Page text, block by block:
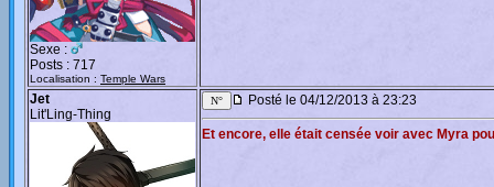
Sexe :
Posts : 717
Localisation : Temple Wars
Jet
Lit'Ling-Thing
Posté le 04/12/2013 à 23:23
Et encore, elle était censée voir avec Myra